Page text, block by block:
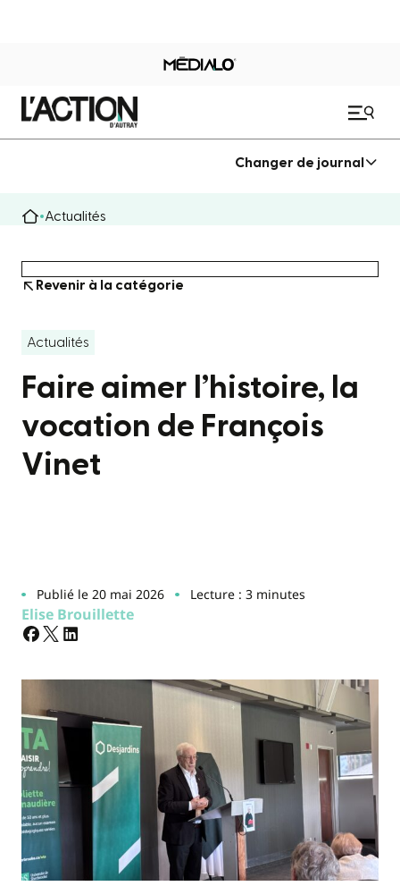
Changer de journal
Actualités
Revenir à la catégorie
Actualités
Faire aimer l’histoire, la
vocation de François
Vinet
Publié le 20 mai 2026 Lecture : 3 minutes
Elise Brouillette